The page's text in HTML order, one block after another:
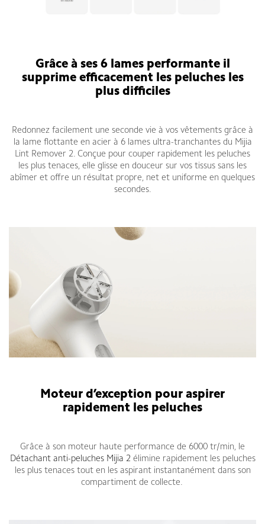
Grâce à ses 6 lames performante il
supprime efficacement les peluches les
plus difficiles
Redonnez facilement une seconde vie à vos vêtements grâce à
la lame flottante en acier à 6 lames ultra-tranchantes du Mijia
Lint Remover 2. Conçue pour couper rapidement les peluches
les plus tenaces, elle glisse en douceur sur vos tissus sans les
abîmer et offre un résultat propre, net et uniforme en quelques
secondes.
Moteur d’exception pour aspirer
rapidement les peluches
Grâce à son moteur haute performance de 6000 tr/min, le
Détachant anti-peluches Mijia 2 élimine rapidement les peluches
les plus tenaces tout en les aspirant instantanément dans son
compartiment de collecte.